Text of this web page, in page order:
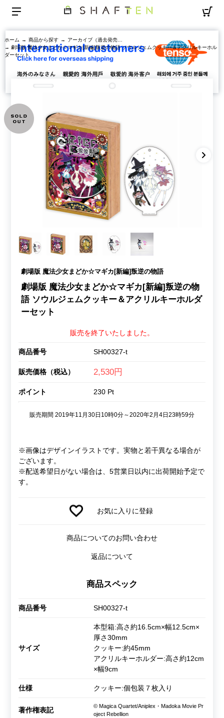
ホーム → 商品から探す →
アーカイブ（過去発売商品）
→ 劇場版 魔法少女まどか☆マギカ[新編]叛逆の物語 ソウルジェムクッキー＆アクリルキーホル
ダーセット
劇場版 魔法少女まどか☆マギカ[新編]叛逆の物語
劇場版 魔法少女まどか☆マギカ[新編]叛逆の物
語 ソウルジェムクッキー＆アクリルキーホルダ
ーセット
販売を終了いたしました。
商品番号 SH00327-t
販売価格（税込） 2,530円
ポイント 230 Pt
販売期間 2019年11月30日10時0分～2020年2月4日23時59分
※画像はデザインイラストです。実物と若干異なる場合が
ございます。
※配送希望日がない場合は、5営業日以内に出荷開始予定で
す。
お気に入りに登録
商品についてのお問い合わせ
返品について
商品スペック
商品番号 SH00327-t
サイズ
本型箱:高さ約16.5cm×幅12.5cm×
厚さ30mm
クッキー:約45mm
アクリルキーホルダー:高さ約12cm
×幅9cm
仕様 クッキー:個包装７枚入り
著作権表記
© Magica Quartet/Aniplex・Madoka Movie Pr
oject Rebellion